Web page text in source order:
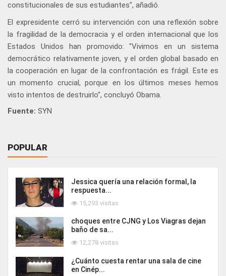
constitucionales de sus estudiantes", añadió.
El expresidente cerró su intervención con una reflexión sobre
la fragilidad de la democracia y el orden internacional que los
Estados Unidos han promovido: "Vivimos en un sistema
democrático relativamente joven, y el orden global basado en
la cooperación en lugar de la confrontación es frágil. Este es
un momento crucial, porque en los últimos meses hemos
visto intentos de destruirlo", concluyó Obama.
Fuente: SYN
POPULAR
Jessica quería una relación formal, la
respuesta...
15,293 visitas
choques entre CJNG y Los Viagras dejan
baño de sa...
12,278 visitas
¿Cuánto cuesta rentar una sala de cine
en Cinép...